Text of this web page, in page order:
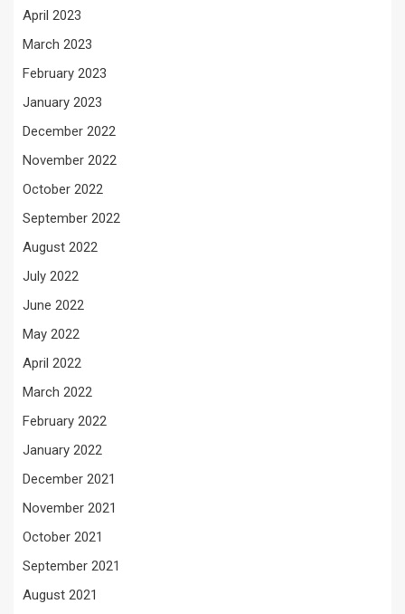
April 2023
March 2023
February 2023
January 2023
December 2022
November 2022
October 2022
September 2022
August 2022
July 2022
June 2022
May 2022
April 2022
March 2022
February 2022
January 2022
December 2021
November 2021
October 2021
September 2021
August 2021